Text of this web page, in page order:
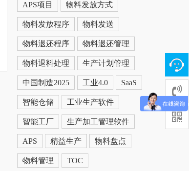
APS项目 物料发放方式
物料发放程序 物料发送
物料退还程序 物料退还管理
物料退料处理 生产计划管理
中国制造2025 工业4.0 SaaS
智能仓储 工业生产软件
智能工厂 生产加工管理软件
APS 精益生产 物料盘点
物料管理 TOC